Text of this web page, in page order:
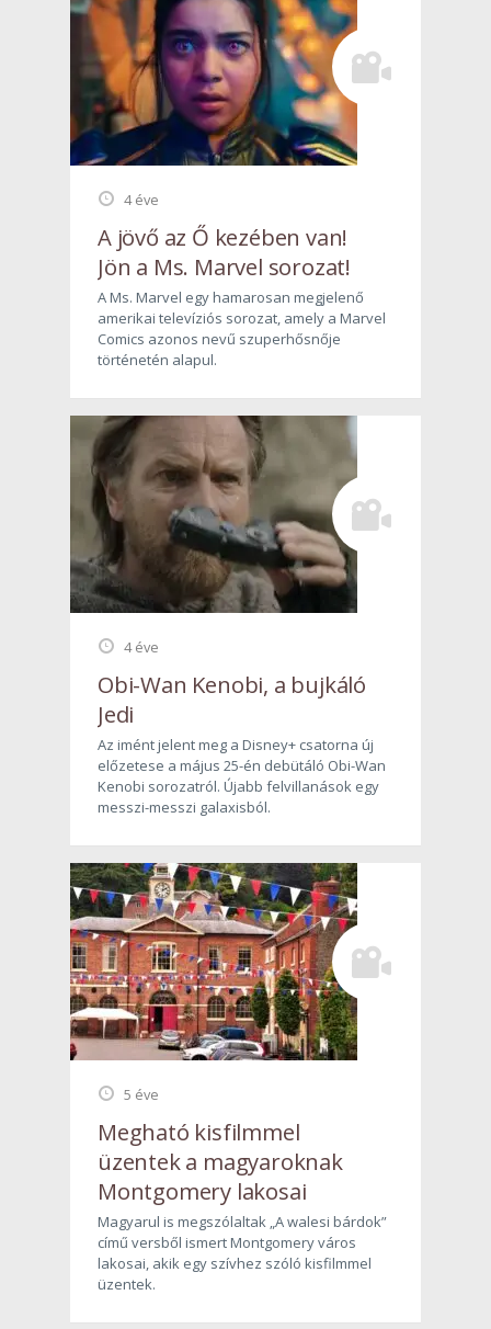
4 éve
A jövő az Ő kezében van!
Jön a Ms. Marvel sorozat!
A Ms. Marvel egy hamarosan megjelenő
amerikai televíziós sorozat, amely a Marvel
Comics azonos nevű szuperhősnője
történetén alapul.
4 éve
Obi-Wan Kenobi, a bujkáló
Jedi
Az imént jelent meg a Disney+ csatorna új
előzetese a május 25-én debütáló Obi-Wan
Kenobi sorozatról. Újabb felvillanások egy
messzi-messzi galaxisból.
5 éve
Megható kisfilmmel
üzentek a magyaroknak
Montgomery lakosai
Magyarul is megszólaltak „A walesi bárdok”
című versből ismert Montgomery város
lakosai, akik egy szívhez szóló kisfilmmel
üzentek.